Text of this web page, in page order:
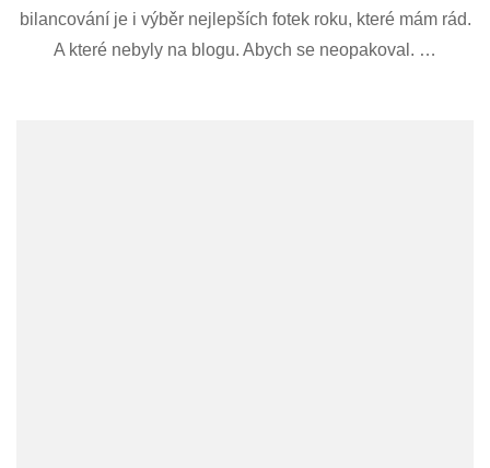
of
2016
bilancování je i výběr nejlepších fotek roku, které mám rád.
A které nebyly na blogu. Abych se neopakoval. …